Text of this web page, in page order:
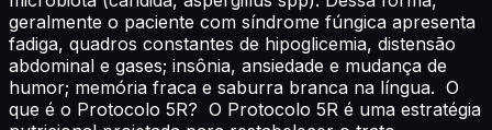
geralmente o paciente com síndrome fúngica apresenta
fadiga, quadros constantes de hipoglicemia, distensão
abdominal e gases; insônia, ansiedade e mudança de
humor; memória fraca e saburra branca na língua. O
que é o Protocolo 5R? O Protocolo 5R é uma estratégia